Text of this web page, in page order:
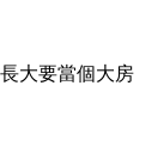
大要當個大房